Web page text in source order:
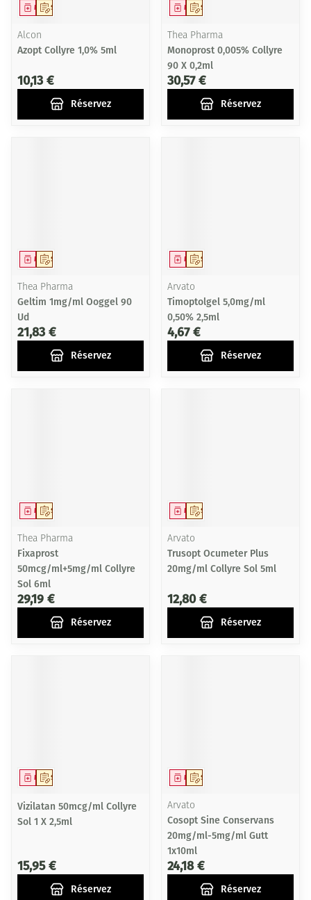
Sur prescription
Médicament
Alcon
Azopt Collyre 1,0% 5ml
10,13 €
Réservez
Sur prescription
Médicament
Thea Pharma
Monoprost 0,005% Collyre
90 X 0,2ml
30,57 €
Réservez
Sur prescription
Médicament
Thea Pharma
Geltim 1mg/ml Ooggel 90
Ud
21,83 €
Réservez
Sur prescription
Médicament
Arvato
Timoptolgel 5,0mg/ml
0,50% 2,5ml
4,67 €
Réservez
Sur prescription
Médicament
Thea Pharma
Fixaprost
50mcg/ml+5mg/ml Collyre
Sol 6ml
29,19 €
Réservez
Sur prescription
Médicament
Arvato
Trusopt Ocumeter Plus
20mg/ml Collyre Sol 5ml
12,80 €
Réservez
Sur prescription
Médicament
Vizilatan 50mcg/ml Collyre
Sol 1 X 2,5ml
15,95 €
Réservez
Sur prescription
Médicament
Arvato
Cosopt Sine Conservans
20mg/ml-5mg/ml Gutt
1x10ml
24,18 €
Réservez